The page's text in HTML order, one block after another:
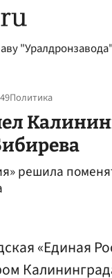
"Уралдронзавода"
Политика
решила
«Единая